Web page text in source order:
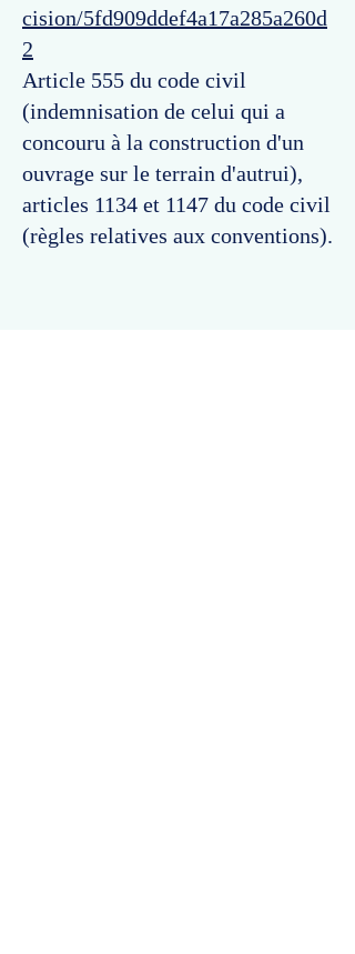
cision/5fd909ddef4a17a285a260d
2
Article 555 du code civil
(indemnisation de celui qui a
concouru à la construction d'un
ouvrage sur le terrain d'autrui),
articles 1134 et 1147 du code civil
(règles relatives aux conventions).